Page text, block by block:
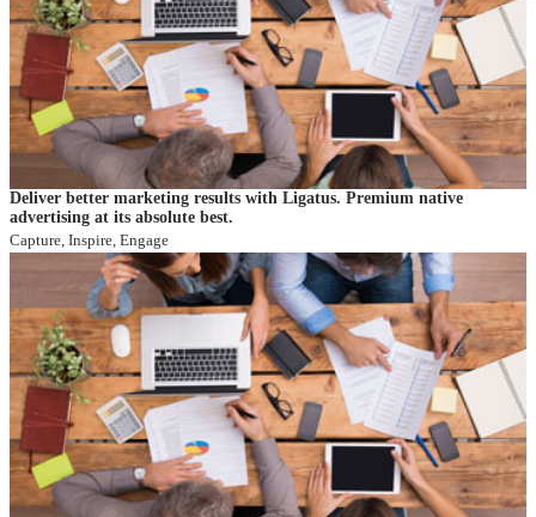
Deliver better marketing results with Ligatus. Premium native
advertising at its absolute best.
Capture, Inspire, Engage